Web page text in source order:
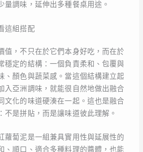
量調味，延伸出多種餐桌用途。
這組搭配
值，不只在於它們本身好吃，而在於
穩定的結構：一個負責柔和、包覆與
、顏色與蔬菜感。當這個結構建立起
入亞洲調味，就能很自然地做出融合
文化的味道硬湊在一起。這也是融合
不是拼貼，而是讓味道彼此理解。
蘿蔔泥是一組兼具實用性與延展性的
、順口、適合多種料理的醬體，也能